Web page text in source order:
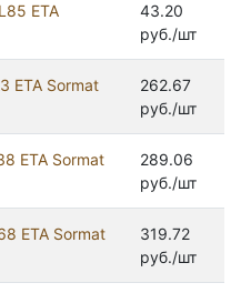
ETA
43.20
руб./шт
ETA Sormat
262.67
руб./шт
ETA Sormat
289.06
руб./шт
ETA Sormat
319.72
руб./шт